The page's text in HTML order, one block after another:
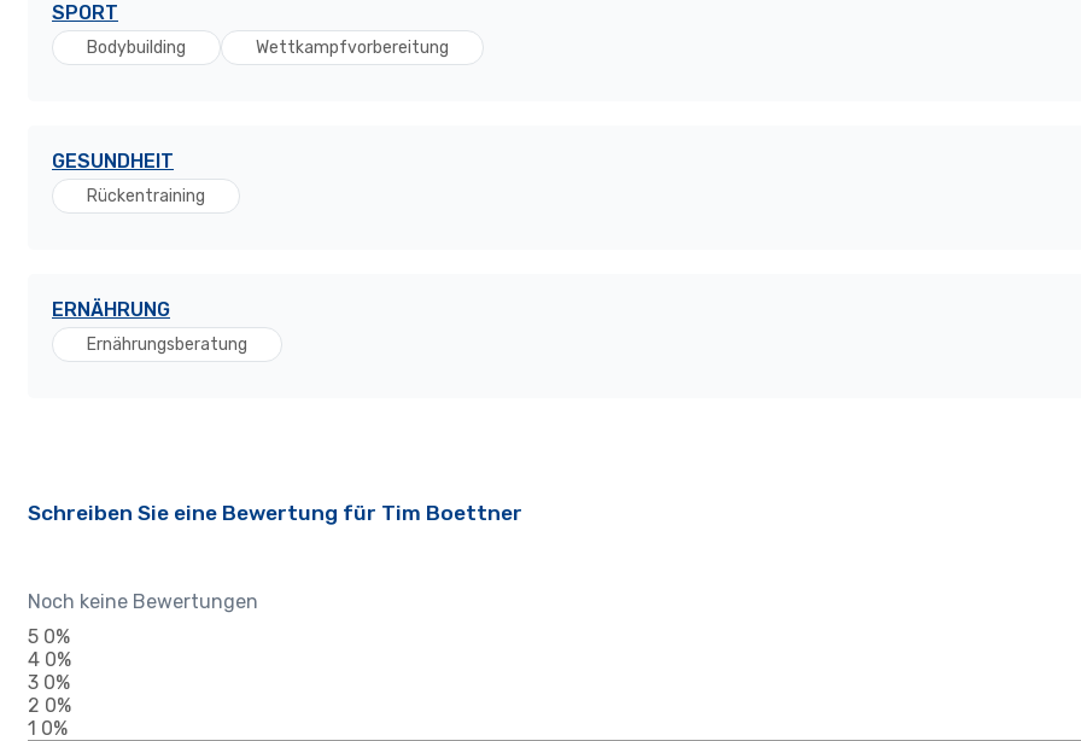
SPORT
Bodybuilding Wettkampfvorbereitung
GESUNDHEIT
Rückentraining
ERNÄHRUNG
Ernährungsberatung
Schreiben Sie eine Bewertung für Tim Boettner
Noch keine Bewertungen
5 0%
4 0%
3 0%
2 0%
1 0%